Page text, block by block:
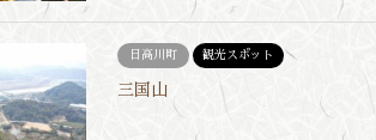
日高川町 観光スポット
三国山